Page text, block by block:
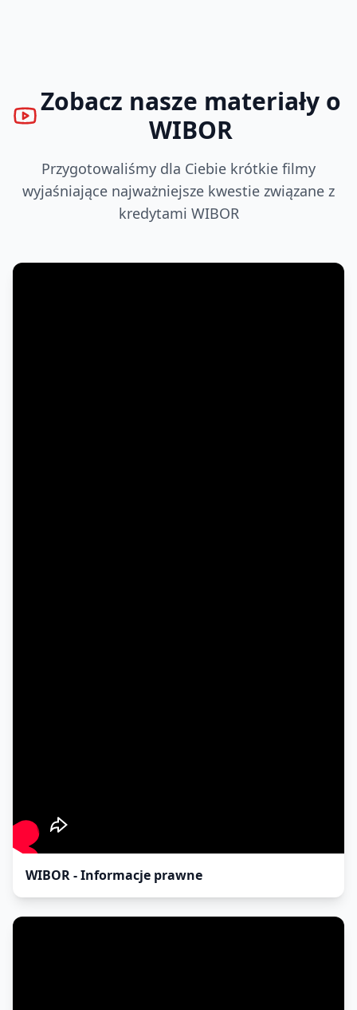
Zobacz nasze materiały o
WIBOR
Przygotowaliśmy dla Ciebie krótkie filmy
wyjaśniające najważniejsze kwestie związane z
kredytami WIBOR
WIBOR - Informacje prawne